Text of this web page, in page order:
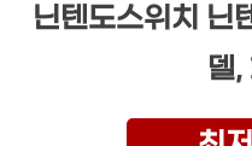
닌텐도스위치
델,